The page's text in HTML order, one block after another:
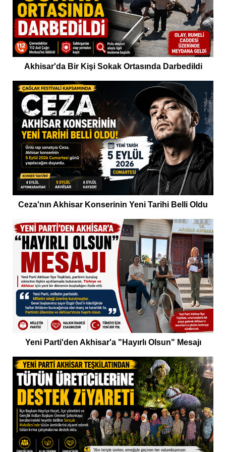
Akhisar'da Bir Kişi Sokak Ortasında Darbedildi
Ceza'nın Akhisar Konserinin Yeni Tarihi Belli Oldu
Yeni Parti'den Akhisar'a "Hayırlı Olsun" Mesajı